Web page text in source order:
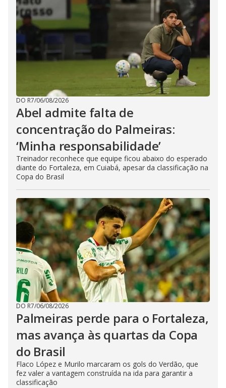
DO R7/06/08/2026
Abel admite falta de
concentração do Palmeiras:
‘Minha responsabilidade’
Treinador reconhece que equipe ficou abaixo do esperado
diante do Fortaleza, em Cuiabá, apesar da classificação na
Copa do Brasil
DO R7/06/08/2026
Palmeiras perde para o Fortaleza,
mas avança às quartas da Copa
do Brasil
Flaco López e Murilo marcaram os gols do Verdão, que
fez valer a vantagem construída na ida para garantir a
classificação